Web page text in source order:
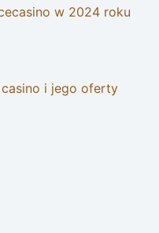
w 2024 roku
casino i jego oferty